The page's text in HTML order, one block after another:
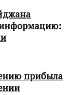
прибыла